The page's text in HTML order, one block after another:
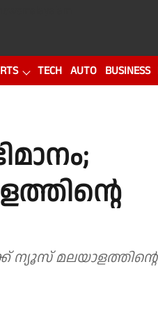
TECH AUTO BUSINESS
ന്യൂസ് മലയാളത്തിൻ്റെ